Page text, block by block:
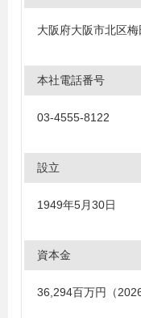
大阪府大阪市北区
本社電話番号
03-4555-8122
設立
1949年5月30日
資本金
36,294百万円（